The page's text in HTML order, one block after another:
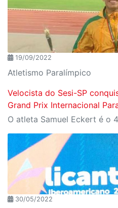
19/09/2022
Atletismo Paralímpico
Velocista do Sesi-SP
Grand Prix Internacional
30/05/2022